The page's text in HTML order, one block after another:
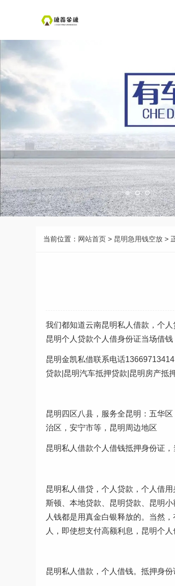
当前位置： 网站首页 > 昆明急用钱空放 >
我们都知道云南昆明私人借款，个
昆明个人贷款个人借身份证当场借
昆明金凯私借联系电话
贷款|昆明汽车抵押贷款|昆明房产抵
昆明四区八县，服务全昆明：五华
治区，安宁市等，昆明周边地区
昆明私人借款个人借钱抵押身份证，
昆明私人借贷，个人贷款，个人借
斯顿、本地贷款、昆明贷款、昆明
人钱都是用真金白银释放的。当然
人，即使想支付高额利息，昆明个
昆明私人借款，个人借钱。抵押身